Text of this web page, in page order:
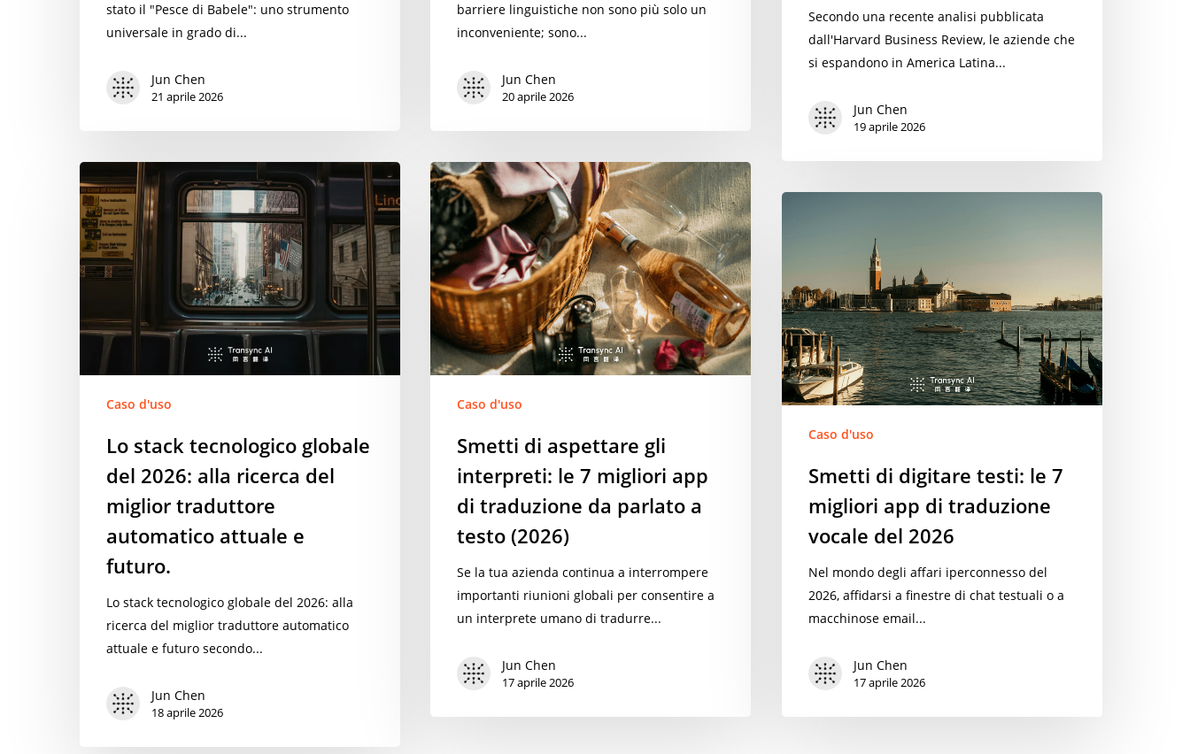
stato il "Pesce di Babele": uno strumento
universale in grado di...
Jun Chen
21 aprile 2026
barriere linguistiche non sono più solo un
inconveniente; sono...
Jun Chen
20 aprile 2026
Secondo una recente analisi pubblicata
dall'Harvard Business Review, le aziende che
si espandono in America Latina...
Jun Chen
19 aprile 2026
stack
tecnologico
globale
del
ricerca
miglior
traduttore
attuale
Caso d'uso
Lo stack tecnologico globale
del 2026: alla ricerca del
miglior traduttore
automatico attuale e
futuro.
Lo stack tecnologico globale del 2026: alla
ricerca del miglior traduttore automatico
attuale e futuro secondo...
Jun Chen
18 aprile 2026
Smetti
di
aspettare
gli
interpreti:
le
7
migliori
app
di
traduzione
parlato
(2026)
Caso d'uso
Smetti di aspettare gli
interpreti: le 7 migliori app
di traduzione da parlato a
testo (2026)
Se la tua azienda continua a interrompere
importanti riunioni globali per consentire a
un interprete umano di tradurre...
Jun Chen
17 aprile 2026
le
7
migliori
app
di
traduzione
vocale
2026
Caso d'uso
Smetti di digitare testi: le 7
migliori app di traduzione
vocale del 2026
Nel mondo degli affari iperconnesso del
2026, affidarsi a finestre di chat testuali o a
macchinose email...
Jun Chen
17 aprile 2026